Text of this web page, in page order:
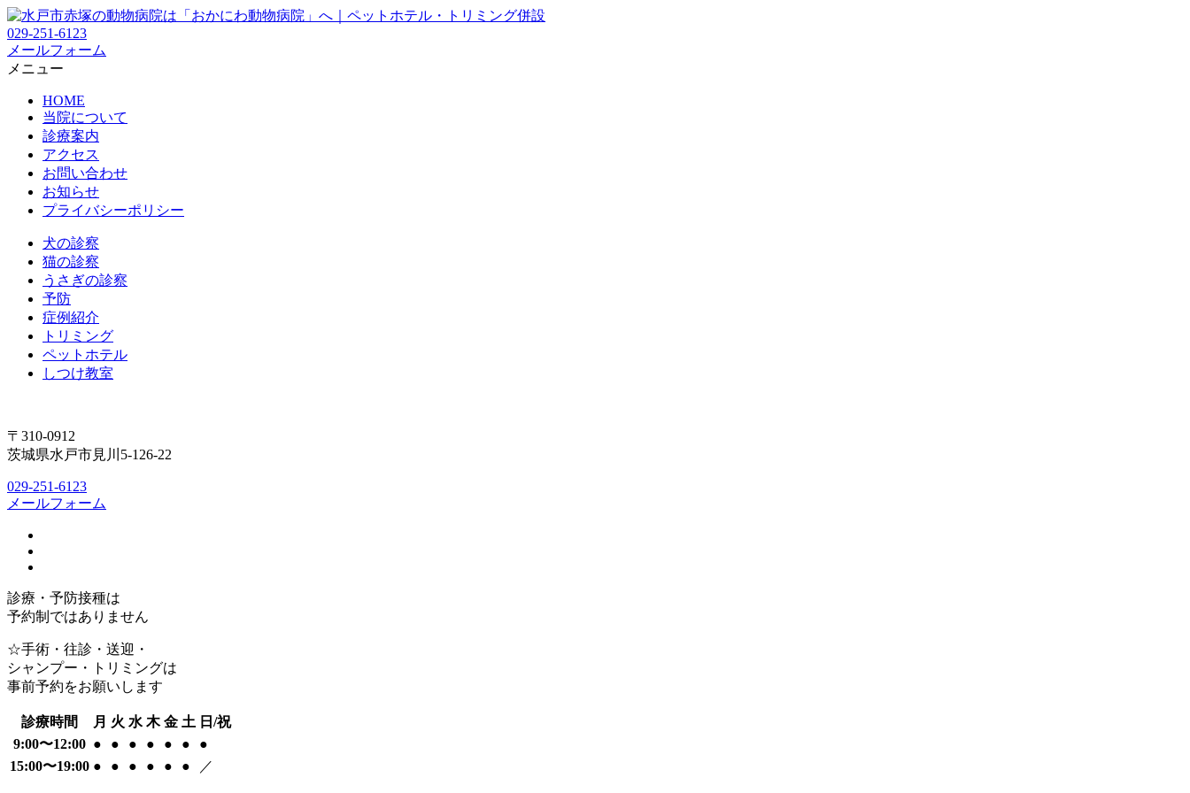
029-251-6123
メールフォーム
メニュー
HOME
当院について
診療案内
アクセス
お問い合わせ
お知らせ
プライバシーポリシー
犬の診察
猫の診察
うさぎの診察
予防
症例紹介
トリミング
ペットホテル
しつけ教室
〒310-0912
茨城県水戸市見川5-126-22
029-251-6123
メールフォーム
診療・予防接種は
予約制ではありません
☆手術・往診・送迎・
シャンプー・トリミングは
事前予約をお願いします
診療時間 月 火 水 木 金 土 日/祝
9:00〜12:00 ● ● ● ● ● ●
●
15:00〜19:00 ● ● ● ● ● ● ／